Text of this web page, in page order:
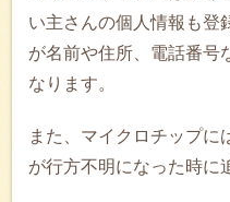
い主さんの個人情報も登
が名前や住所、電話番号
なります。
また、マイクロチップに
が行方不明になった時に